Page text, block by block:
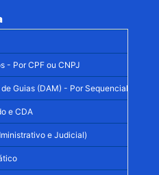
- Por CPF ou CNPJ
Guias (DAM) - Por Sequencial
e CDA
e Judicial)